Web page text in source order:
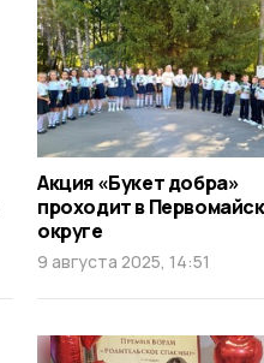
Акция «Букет добра»
проходит в
округе
9 августа 2025, 14:51